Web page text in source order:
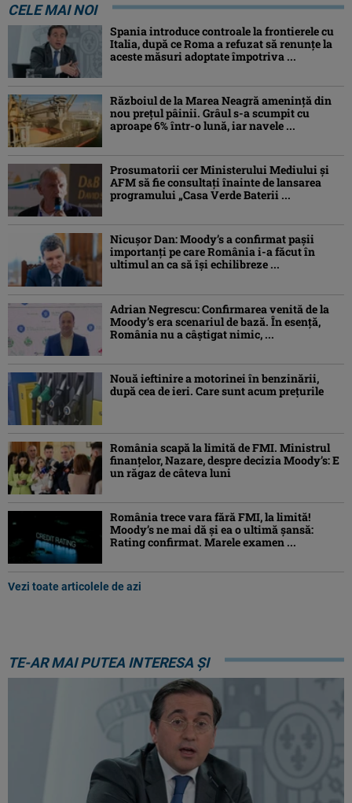
CELE MAI NOI
Spania introduce controale la frontierele cu
Italia, după ce Roma a refuzat să renunțe la
aceste măsuri adoptate împotriva ...
Războiul de la Marea Neagră amenință din
nou prețul pâinii. Grâul s-a scumpit cu
aproape 6% într-o lună, iar navele ...
Prosumatorii cer Ministerului Mediului și
AFM să fie consultați înainte de lansarea
programului „Casa Verde Baterii ...
Nicușor Dan: Moody’s a confirmat pașii
importanți pe care România i-a făcut în
ultimul an ca să își echilibreze ...
Adrian Negrescu: Confirmarea venită de la
Moody’s era scenariul de bază. În esenţă,
România nu a câştigat nimic, ...
Nouă ieftinire a motorinei în benzinării,
după cea de ieri. Care sunt acum prețurile
România scapă la limită de FMI. Ministrul
finanțelor, Nazare, despre decizia Moody’s: E
un răgaz de câteva luni
România trece vara fără FMI, la limită!
Moody’s ne mai dă și ea o ultimă șansă:
Rating confirmat. Marele examen ...
Vezi toate articolele de azi
TE-AR MAI PUTEA INTERESA ȘI